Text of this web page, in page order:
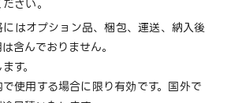
さい。
はオプション品、梱包、運送、納入後
含んでおりません。
す。
使用する場合に限り有効です。国外で